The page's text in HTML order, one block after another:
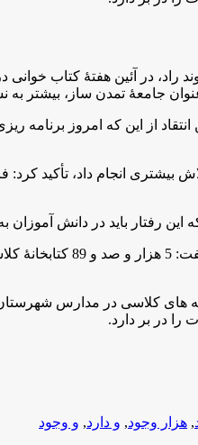
در آئین هفتۀ کتاب خوانی
جامعۀ تمدن ساز، بیشتر به
از این که امروز برنامه
انجام داد، تأکید کرد:
رفتار باید در دانش آموزان
فولادوندراد با اشاره به این امر که 15
, هزار وجود, و دارد, و وجود